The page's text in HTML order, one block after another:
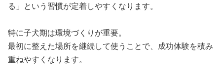
る」という習慣が定着しやすくなります。
特に子犬期は環境づくりが重要。
最初に整えた場所を継続して使うことで、成功体験を積み
重ねやすくなります。